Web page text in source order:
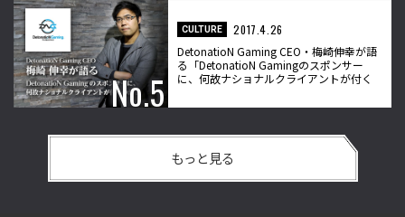
CULTURE
2017.4.26
DetonatioN Gaming CEO・梅崎伸幸が語
る「DetonatioN Gamingのスポンサー
に、何故ナショナルクライアントが付く
もっと見る